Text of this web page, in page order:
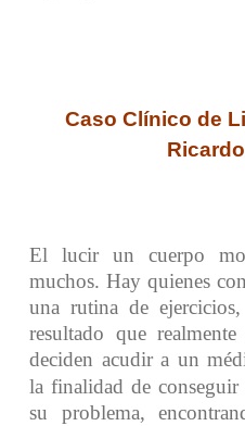
Caso Clínico de
El lucir un cuerpo
muchos. Hay quienes
una rutina de
resultado que
deciden acudir a un
la finalidad de
su problema,